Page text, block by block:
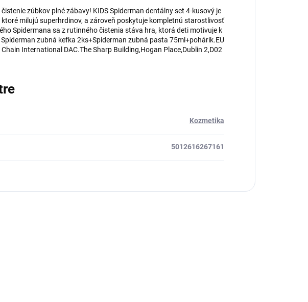
zúbkov plné zábavy! KIDS Spiderman dentálny set 4-kusový je
milujú superhrdinov, a zároveň poskytuje kompletnú starostlivosť
Spidermana sa z rutinného čistenia stáva hra, ktorá deti motivuje k
zubná kefka 2ks+Spiderman zubná pasta 75ml+pohárik.EU
International DAC.The Sharp Building,Hogan Place,Dublin 2,D02
Kozmetika
5012616267161